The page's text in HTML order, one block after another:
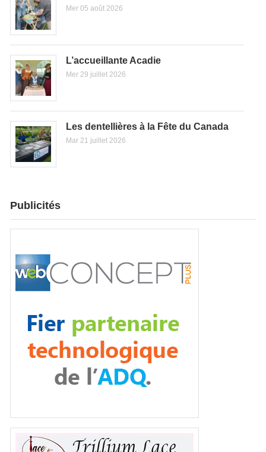
Mer 05 août 2026
L’accueillante Acadie
Mer 29 juillet 2026
Les dentellières à la Fête du Canada
Mar 21 juillet 2026
Publicités